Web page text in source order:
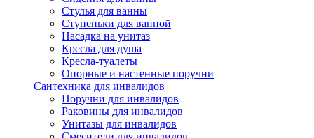
Стулья для ванны
Ступеньки для ванной
Насадка на унитаз
Кресла для душа
Кресла-туалеты
Опорные и настенные поручни
Сантехника для инвалидов
Поручни для инвалидов
Раковины для инвалидов
Унитазы для инвалидов